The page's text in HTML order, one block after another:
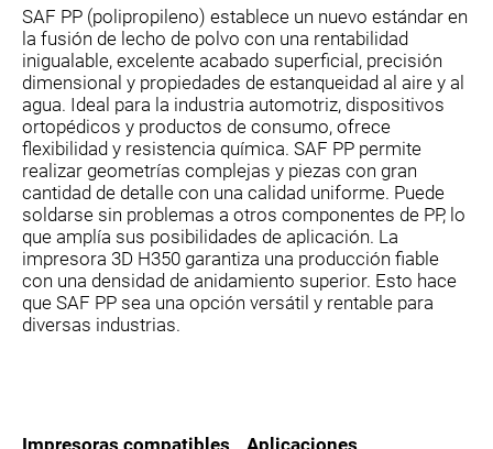
SAF PP (polipropileno) establece un nuevo estándar en
la fusión de lecho de polvo con una rentabilidad
inigualable, excelente acabado superficial, precisión
dimensional y propiedades de estanqueidad al aire y al
agua. Ideal para la industria automotriz, dispositivos
ortopédicos y productos de consumo, ofrece
flexibilidad y resistencia química. SAF PP permite
realizar geometrías complejas y piezas con gran
cantidad de detalle con una calidad uniforme. Puede
soldarse sin problemas a otros componentes de PP, lo
que amplía sus posibilidades de aplicación. La
impresora 3D H350 garantiza una producción fiable
con una densidad de anidamiento superior. Esto hace
que SAF PP sea una opción versátil y rentable para
diversas industrias.
Impresoras compatibles
Aplicaciones